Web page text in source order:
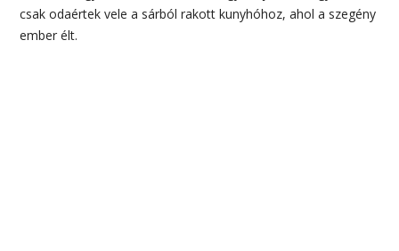
csak odaértek vele a sárból rakott kunyhóhoz, ahol a szegény
ember élt.